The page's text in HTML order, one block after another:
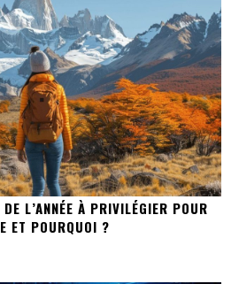
L’ANNÉE À PRIVILÉGIER POUR
ET POURQUOI ?